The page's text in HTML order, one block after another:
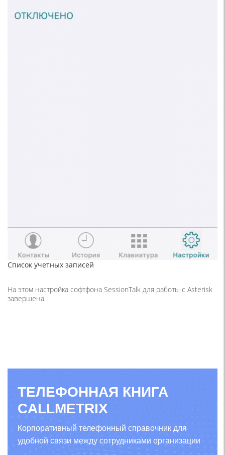
Список учетных записей
На этом настройка софтфона SessionTalk для работы с Asterisk
завершена.
ТЕЛЕФОННАЯ КНИГА
CALLMETRIX
Корпоративный телефонный справочник для
удобной связи между сотрудниками организации